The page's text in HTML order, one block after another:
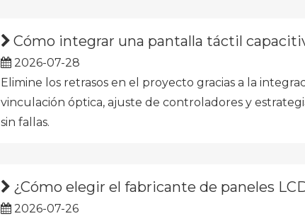
Cómo integrar una pantalla táctil
2026-07-28
Elimine los retrasos en el proyecto gracias a la
vinculación óptica, ajuste de controladores y
sin fallas.
¿Cómo elegir el fabricante de paneles
2026-07-26